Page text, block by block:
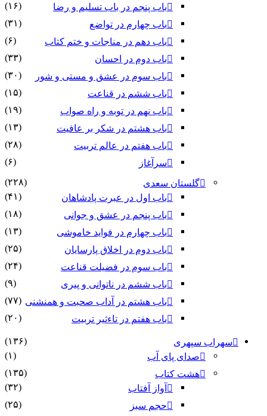
باب پنجم در باب تسلیم و رضا
(۱۶)
باب چهارم در تواضع
(۳۱)
باب دهم در مناجات و ختم کتاب
(۶)
باب دوم در احسان
(۳۳)
باب سوم در عشق و مستی و شور
(۳۰)
باب ششم در قناعت
(۱۵)
باب نهم در توبه و راه صواب
(۱۹)
باب هشتم در شکر بر عافیت
(۱۳)
باب هفتم در عالم تربیت
(۲۸)
سرآغاز
(۶)
گلستان سعدی
(۲۲۸)
باب اول در عبرت پادشاهان
(۴۱)
باب پنجم در عشق و جوانى
(۱۸)
باب چهارم در فواید خاموشى
(۱۳)
باب دوم در اخلاق پارسایان
(۲۵)
باب سوم در فضیلت قناعت
(۲۴)
باب ششم در ناتوانى و پیرى
(۹)
باب هشتم در آداب صحبت و همنشنى (۷۷)
باب هفتم در تاءثیر تربیت
(۲۰)
سهراب سپهری
(۱۳۶)
صدای پای آب
(۱)
هشت کتاب
(۱۳۵)
آواز آفتاب
(۳۲)
حجم سبز
(۲۵)